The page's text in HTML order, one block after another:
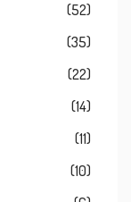
(52)
(35)
(22)
(14)
(11)
(10)